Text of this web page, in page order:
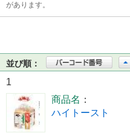
があります。
並び順：
1
商品名
ハイトースト